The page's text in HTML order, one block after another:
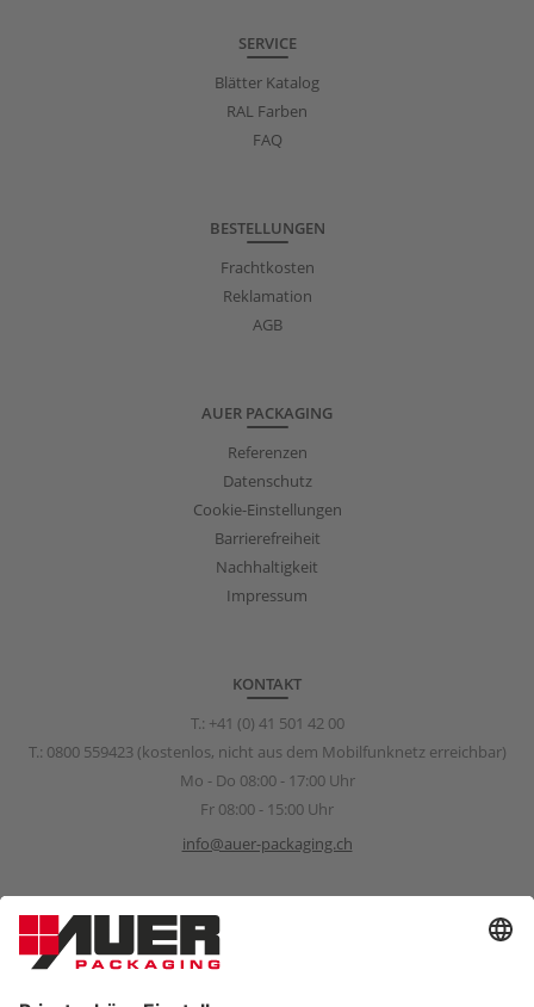
SERVICE
Blätter Katalog
RAL Farben
FAQ
BESTELLUNGEN
Frachtkosten
Reklamation
AGB
AUER PACKAGING
Referenzen
Datenschutz
Cookie-Einstellungen
Barrierefreiheit
Nachhaltigkeit
Impressum
KONTAKT
T.: +41 (0) 41 501 42 00
T.: 0800 559423(kostenlos, nicht aus dem Mobilfunknetz erreichbar)
Mo - Do 08:00 - 17:00 Uhr
Fr 08:00 - 15:00 Uhr
info@auer-packaging.ch
Sponsoring Anfragen
sponsoring@auer-packaging.com